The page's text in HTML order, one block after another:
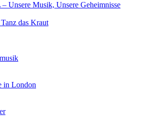
Musik, Unsere Geheimnisse
das Kraut
in London